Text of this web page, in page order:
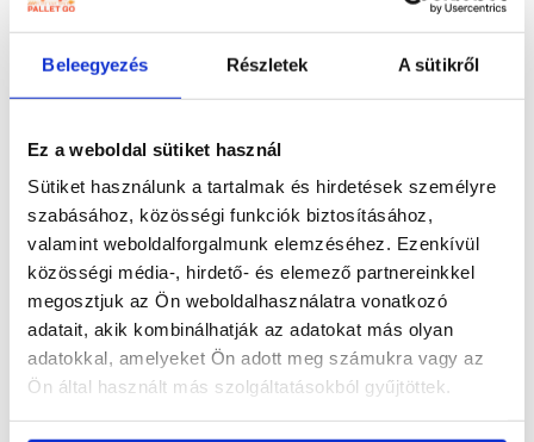
Beleegyezés Részletek A sütikről
Ez a weboldal sütiket használ
Sütiket használunk a tartalmak és hirdetések személyre
szabásához, közösségi funkciók biztosításához,
valamint weboldalforgalmunk elemzéséhez. Ezenkívül
közösségi média-, hirdető- és elemező partnereinkkel
megosztjuk az Ön weboldalhasználatra vonatkozó
adatait, akik kombinálhatják az adatokat más olyan
adatokkal, amelyeket Ön adott meg számukra vagy az
Ön által használt más szolgáltatásokból gyűjtöttek.
Raklapos szállítás, raklapos áruk
áruszállítás. 24 európai országban számíthat ránk.
BŐVEBBEN
Darabos, kartonos áruk szállítása
Korszerű, saját gépparkkal és megbízható fuvarozó partnerekkel
dolgozunk.
BŐVEBBEN